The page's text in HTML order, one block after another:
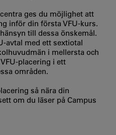
ges du möjlighet att
inför din första VFU-kurs.
till dessa önskemål.
avtal med ett sextiotal
i mellersta och
placering i ett
områden.
så nära din
om du läser på Campus